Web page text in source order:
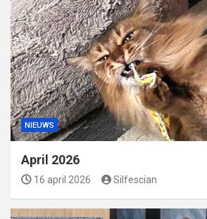
NIEUWS
April 2026
16 april 2026 Silfescian